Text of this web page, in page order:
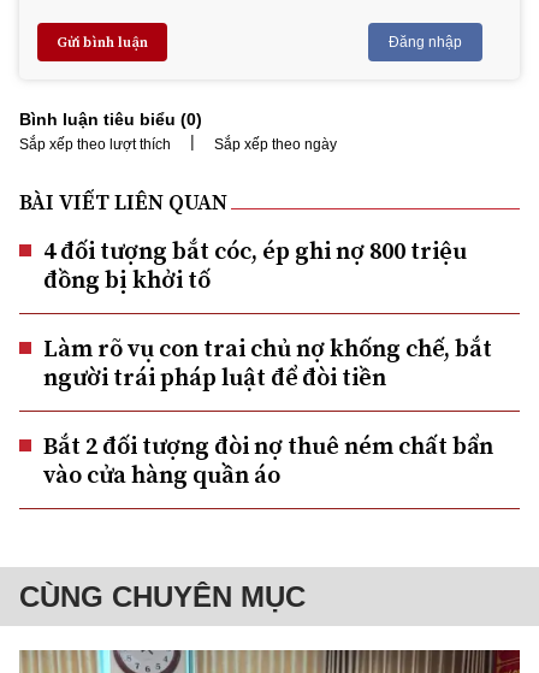
Gửi bình luận Đăng nhập
Bình luận tiêu biểu (0)
Sắp xếp theo lượt thích | Sắp xếp theo ngày
BÀI VIẾT LIÊN QUAN
4 đối tượng bắt cóc, ép ghi nợ 800 triệu
đồng bị khởi tố
Làm rõ vụ con trai chủ nợ khống chế, bắt
người trái pháp luật để đòi tiền
Bắt 2 đối tượng đòi nợ thuê ném chất bẩn
vào cửa hàng quần áo
CÙNG CHUYÊN MỤC